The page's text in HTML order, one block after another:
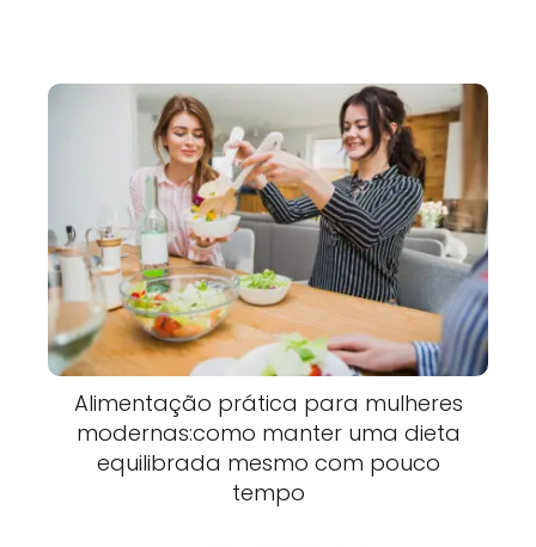
Alimentação prática para mulheres
modernas:como manter uma dieta
equilibrada mesmo com pouco
tempo